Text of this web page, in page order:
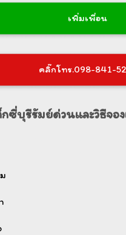
เพิ่มเพื่อน
คลิ๊กโทร.098-841-
ซี่บุรีรัมย์ด่วนและวิธีจอ